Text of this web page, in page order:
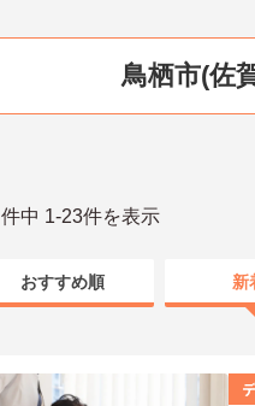
鳥栖市(佐
件中 1-23件を表示
おすすめ順 新